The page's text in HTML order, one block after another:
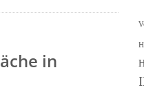
in